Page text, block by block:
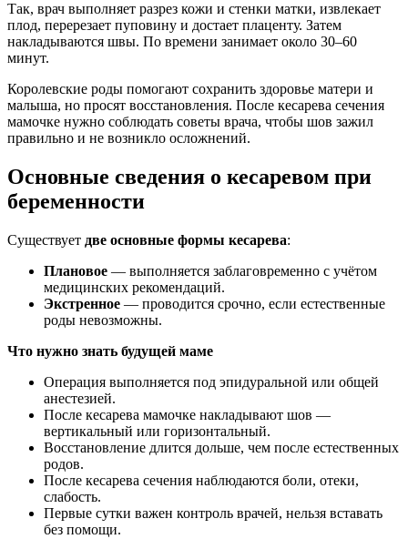
Так, врач выполняет разрез кожи и стенки матки, извлекает
плод, перерезает пуповину и достает плаценту. Затем
накладываются швы. По времени занимает около 30–60
минут.
Королевские роды помогают сохранить здоровье матери и
малыша, но просят восстановления. После кесарева сечения
мамочке нужно соблюдать советы врача, чтобы шов зажил
правильно и не возникло осложнений.
Основные сведения о кесаревом при
беременности
Существует две основные формы кесарева:
Плановое — выполняется заблаговременно с учётом
медицинских рекомендаций.
Экстренное — проводится срочно, если естественные
роды невозможны.
Что нужно знать будущей маме
Операция выполняется под эпидуральной или общей
анестезией.
После кесарева мамочке накладывают шов —
вертикальный или горизонтальный.
Восстановление длится дольше, чем после естественных
родов.
После кесарева сечения наблюдаются боли, отеки,
слабость.
Первые сутки важен контроль врачей, нельзя вставать
без помощи.